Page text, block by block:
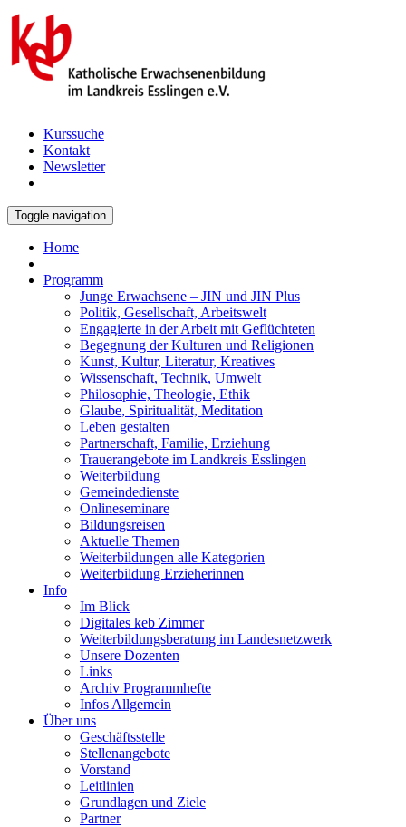
Kurssuche
Kontakt
Newsletter
Toggle navigation
Home
Programm
Junge Erwachsene – JIN und JIN Plus
Politik, Gesellschaft, Arbeitswelt
Engagierte in der Arbeit mit Geflüchteten
Begegnung der Kulturen und Religionen
Kunst, Kultur, Literatur, Kreatives
Wissenschaft, Technik, Umwelt
Philosophie, Theologie, Ethik
Glaube, Spiritualität, Meditation
Leben gestalten
Partnerschaft, Familie, Erziehung
Trauerangebote im Landkreis Esslingen
Weiterbildung
Gemeindedienste
Onlineseminare
Bildungsreisen
Aktuelle Themen
Weiterbildungen alle Kategorien
Weiterbildung Erzieherinnen
Info
Im Blick
Digitales keb Zimmer
Weiterbildungsberatung im Landesnetzwerk
Unsere Dozenten
Links
Archiv Programmhefte
Infos Allgemein
Über uns
Geschäftsstelle
Stellenangebote
Vorstand
Leitlinien
Grundlagen und Ziele
Partner